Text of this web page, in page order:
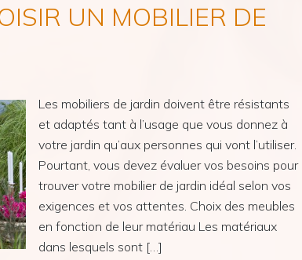
UN MOBILIER DE
Les mobiliers de jardin doivent être résistants
et adaptés tant à l’usage que vous donnez à
votre jardin qu’aux personnes qui vont l’utiliser.
Pourtant, vous devez évaluer vos besoins pour
trouver votre mobilier de jardin idéal selon vos
exigences et vos attentes. Choix des meubles
en fonction de leur matériau Les matériaux
dans lesquels sont […]